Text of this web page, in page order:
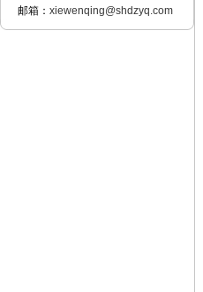
邮箱： xiewenqing@shdzyq.com